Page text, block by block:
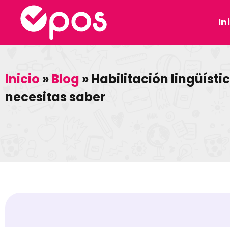
Inicio »Blog »Habilitación
necesitas saber